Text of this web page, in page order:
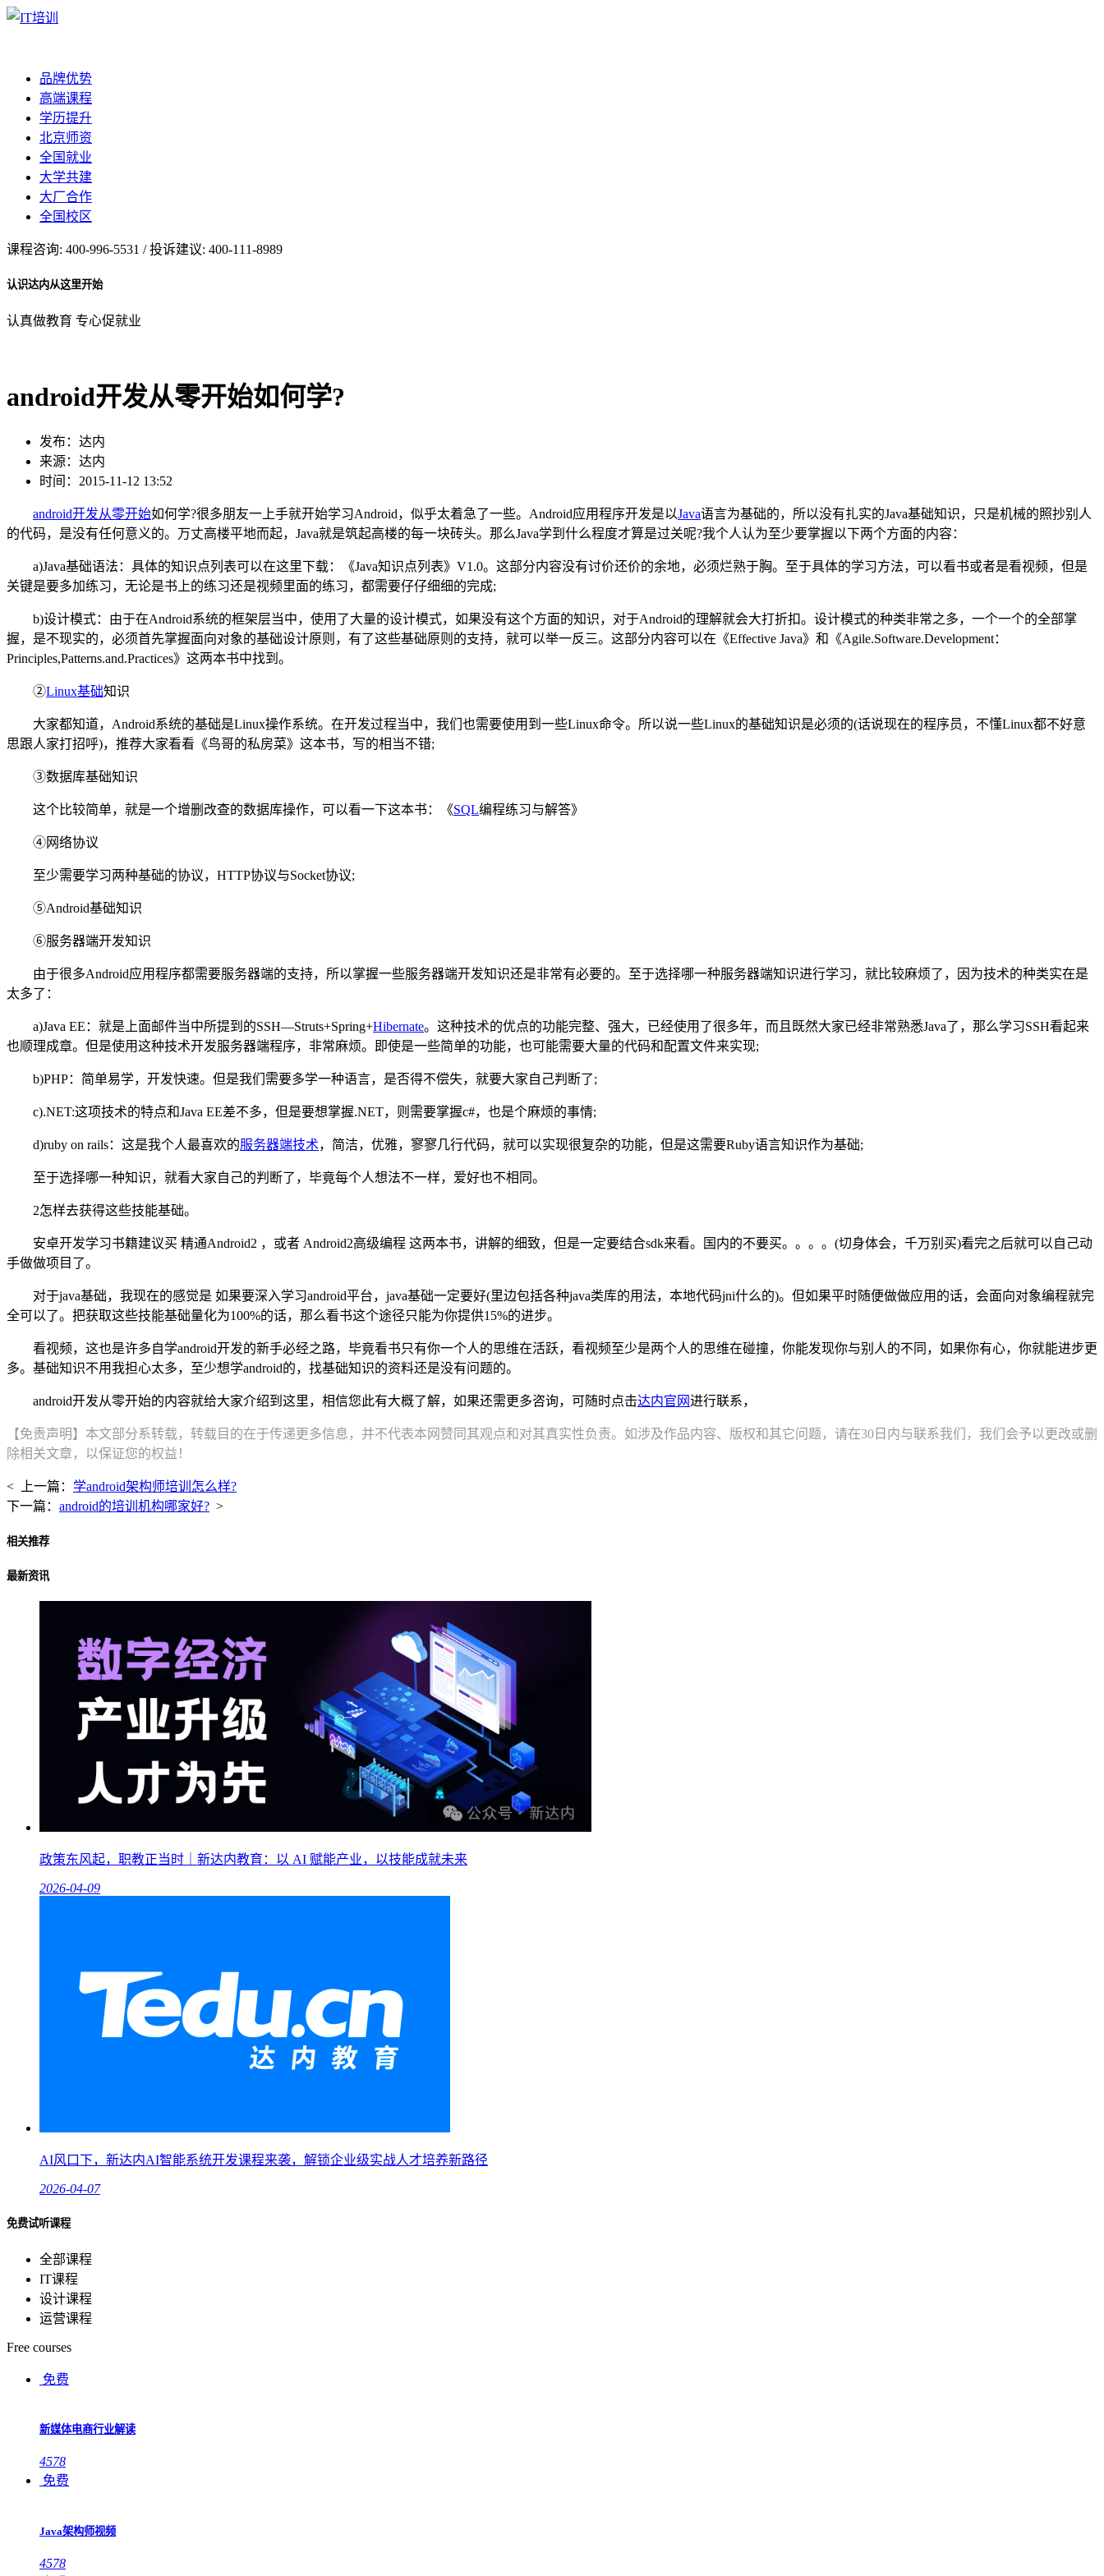
品牌优势
高端课程
学历提升
北京师资
全国就业
大学共建
大厂合作
全国校区
课程咨询: 400-996-5531 / 投诉建议: 400-111-8989
认识达内从这里开始
认真做教育 专心促就业
android开发从零开始如何学?
发布：达内
来源：达内
时间：2015-11-12 13:52
android开发从零开始如何学?很多朋友一上手就开始学习Android，似乎太着急了一些。Android应用程序开发是以Java语言为基础的，所以没有扎实的Java基础知识，只是机械的照抄别人
的代码，是没有任何意义的。万丈高楼平地而起，Java就是筑起高楼的每一块砖头。那么Java学到什么程度才算是过关呢?我个人认为至少要掌握以下两个方面的内容：
a)Java基础语法：具体的知识点列表可以在这里下载：《Java知识点列表》V1.0。这部分内容没有讨价还价的余地，必须烂熟于胸。至于具体的学习方法，可以看书或者是看视频，但是
关键是要多加练习，无论是书上的练习还是视频里面的练习，都需要仔仔细细的完成;
b)设计模式：由于在Android系统的框架层当中，使用了大量的设计模式，如果没有这个方面的知识，对于Android的理解就会大打折扣。设计模式的种类非常之多，一个一个的全部掌
握，是不现实的，必须首先掌握面向对象的基础设计原则，有了这些基础原则的支持，就可以举一反三。这部分内容可以在《Effective Java》和《Agile.Software.Development：
Principles,Patterns.and.Practices》这两本书中找到。
②Linux基础知识
大家都知道，Android系统的基础是Linux操作系统。在开发过程当中，我们也需要使用到一些Linux命令。所以说一些Linux的基础知识是必须的(话说现在的程序员，不懂Linux都不好意
思跟人家打招呼)，推荐大家看看《鸟哥的私房菜》这本书，写的相当不错;
③数据库基础知识
这个比较简单，就是一个增删改查的数据库操作，可以看一下这本书：《SQL编程练习与解答》
④网络协议
至少需要学习两种基础的协议，HTTP协议与Socket协议;
⑤Android基础知识
⑥服务器端开发知识
由于很多Android应用程序都需要服务器端的支持，所以掌握一些服务器端开发知识还是非常有必要的。至于选择哪一种服务器端知识进行学习，就比较麻烦了，因为技术的种类实在是
太多了：
a)Java EE：就是上面邮件当中所提到的SSH—Struts+Spring+Hibernate。这种技术的优点的功能完整、强大，已经使用了很多年，而且既然大家已经非常熟悉Java了，那么学习SSH看起来
也顺理成章。但是使用这种技术开发服务器端程序，非常麻烦。即使是一些简单的功能，也可能需要大量的代码和配置文件来实现;
b)PHP：简单易学，开发快速。但是我们需要多学一种语言，是否得不偿失，就要大家自己判断了;
c).NET:这项技术的特点和Java EE差不多，但是要想掌握.NET，则需要掌握c#，也是个麻烦的事情;
d)ruby on rails：这是我个人最喜欢的服务器端技术，简洁，优雅，寥寥几行代码，就可以实现很复杂的功能，但是这需要Ruby语言知识作为基础;
至于选择哪一种知识，就看大家自己的判断了，毕竟每个人想法不一样，爱好也不相同。
2怎样去获得这些技能基础。
安卓开发学习书籍建议买 精通Android2 ，或者 Android2高级编程 这两本书，讲解的细致，但是一定要结合sdk来看。国内的不要买。。。。(切身体会，千万别买)看完之后就可以自己动
手做做项目了。
对于java基础，我现在的感觉是 如果要深入学习android平台，java基础一定要好(里边包括各种java类库的用法，本地代码jni什么的)。但如果平时随便做做应用的话，会面向对象编程就完
全可以了。把获取这些技能基础量化为100%的话，那么看书这个途径只能为你提供15%的进步。
看视频，这也是许多自学android开发的新手必经之路，毕竟看书只有你一个人的思维在活跃，看视频至少是两个人的思维在碰撞，你能发现你与别人的不同，如果你有心，你就能进步更
多。基础知识不用我担心太多，至少想学android的，找基础知识的资料还是没有问题的。
android开发从零开始的内容就给大家介绍到这里，相信您此有大概了解，如果还需更多咨询，可随时点击达内官网进行联系，
【免责声明】本文部分系转载，转载目的在于传递更多信息，并不代表本网赞同其观点和对其真实性负责。如涉及作品内容、版权和其它问题，请在30日内与联系我们，我们会予以更改或删
除相关文章，以保证您的权益！
< 上一篇： 学android架构师培训怎么样?
下一篇： android的培训机构哪家好? >
相关推荐
最新资讯
政策东风起，职教正当时｜新达内教育：以 AI 赋能产业，以技能成就未来
2026-04-09
AI风口下，新达内AI智能系统开发课程来袭，解锁企业级实战人才培养新路径
2026-04-07
免费试听课程
全部课程
IT课程
设计课程
运营课程
Free courses
免费
新媒体电商行业解读
4578
免费
Java架构师视频
4578